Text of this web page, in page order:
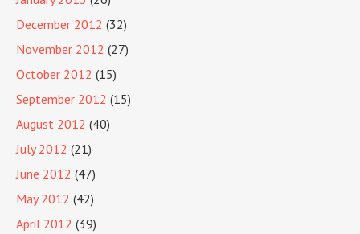
December 2012 (32)
November 2012 (27)
October 2012 (15)
September 2012 (15)
August 2012 (40)
July 2012 (21)
June 2012 (47)
May 2012 (42)
April 2012 (39)